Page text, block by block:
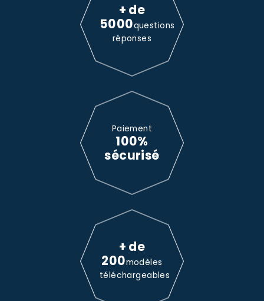
+ de
5000questions
réponses
Paiement
100%
sécurisé
+ de
200modèles
téléchargeables